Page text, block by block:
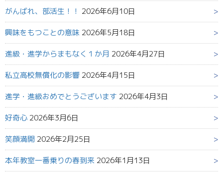
がんばれ、部活生！！ 2026年6月10日
興味をもつことの意味 2026年5月18日
進級・進学からまもなく１か月 2026年4月27日
私立高校無償化の影響 2026年4月15日
進学・進級おめでとうございます 2026年4月3日
好奇心 2026年3月6日
笑顔満開 2026年2月25日
本年教室一番乗りの春到来 2026年1月13日